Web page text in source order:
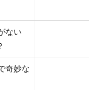
ない
奇妙な